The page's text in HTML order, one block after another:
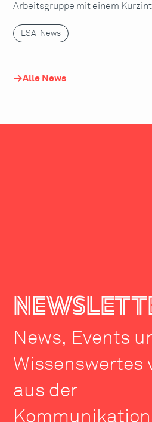
Arbeitsgruppe mit einem
LSA-News
Alle News
News, Events
Wissenswertes
aus der